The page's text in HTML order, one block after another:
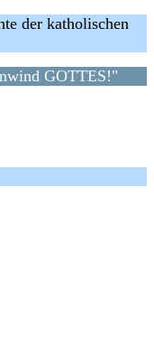
der katholischen
GOTTES!"